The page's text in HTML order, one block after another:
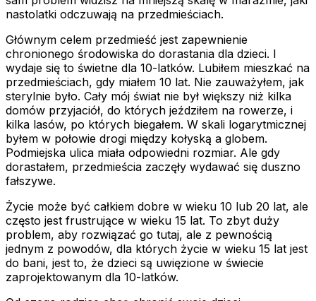
nastolatki odczuwają na przedmieściach.
Głównym celem przedmieść jest zapewnienie
chronionego środowiska do dorastania dla dzieci. I
wydaje się to świetne dla 10-latków. Lubiłem mieszkać na
przedmieściach, gdy miałem 10 lat. Nie zauważyłem, jak
sterylnie było. Cały mój świat nie był większy niż kilka
domów przyjaciół, do których jeździłem na rowerze, i
kilka lasów, po których biegałem. W skali logarytmicznej
byłem w połowie drogi między kołyską a globem.
Podmiejska ulica miała odpowiedni rozmiar. Ale gdy
dorastałem, przedmieścia zaczęły wydawać się duszno
fałszywe.
Życie może być całkiem dobre w wieku 10 lub 20 lat, ale
często jest frustrujące w wieku 15 lat. To zbyt duży
problem, aby rozwiązać go tutaj, ale z pewnością
jednym z powodów, dla których życie w wieku 15 lat jest
do bani, jest to, że dzieci są uwięzione w świecie
zaprojektowanym dla 10-latków.